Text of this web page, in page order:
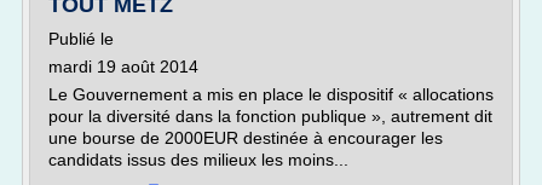
TOUT METZ
Publié le
mardi 19 août 2014
Le Gouvernement a mis en place le dispositif « allocations
pour la diversité dans la fonction publique », autrement dit
une bourse de 2000EUR destinée à encourager les
candidats issus des milieux les moins...